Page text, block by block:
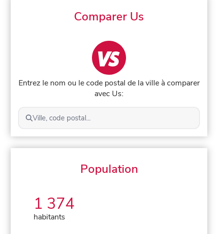
Comparer Us
Entrez le nom ou le code postal de la ville à comparer
avec Us:
Ville, code postal...
Population
1 374
habitants